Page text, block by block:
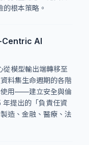
根本策略。
Centric AI
從模型輸出端轉移至
料集生命週期的各階
用——建立安全與倫
提出的「負責任資
造、金融、醫療、法